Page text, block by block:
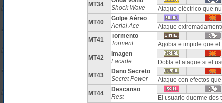
MT34
Shock Wave
Ataque eléctrico que
MT40
Golpe Aéreo
Aerial Ace
Ataque
MT41
Tormento
Torment
Agobia e impide que
MT42
Imagen
Facade
Dobla el ataque si el
MT43
Daño Secreto
Secret Power
Ataque con efectos
MT44
Descanso
Rest
El usuario duerme dos